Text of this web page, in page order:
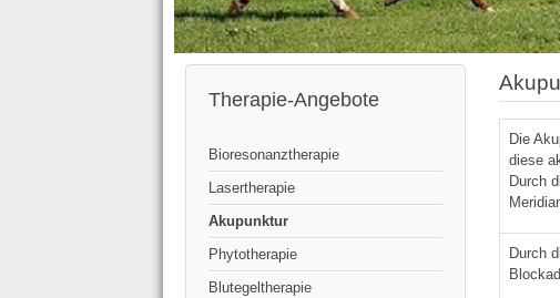
Therapie-Angebote
Bioresonanztherapie
Lasertherapie
Akupunktur
Phytotherapie
Blutegeltherapie
Die
diese
Durch
Durch